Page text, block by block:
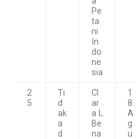
Pe
ta
ni
In
do
ne
sia
2
5
Ti
d
ak
a
d
Cl
ar
a L
Be
na
1
8
A
g
u